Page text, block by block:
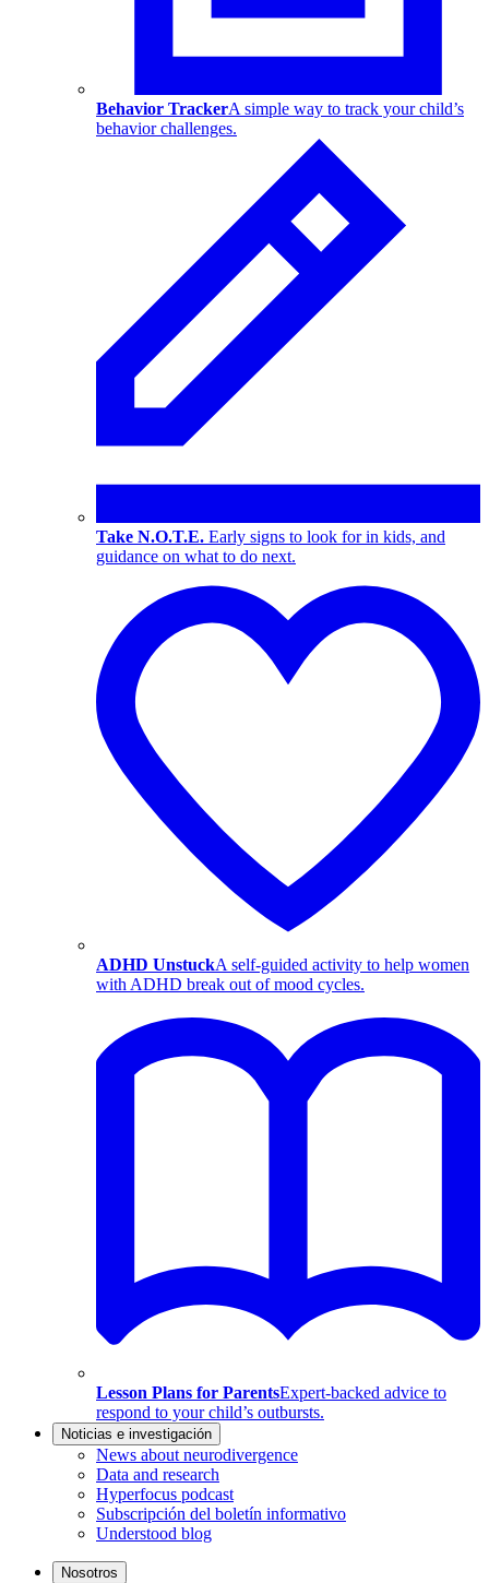
Behavior TrackerA simple way to track your child’s
behavior challenges.
Take N.O.T.E. Early signs to look for in kids, and
guidance on what to do next.
ADHD UnstuckA self-guided activity to help women
with ADHD break out of mood cycles.
Lesson Plans for ParentsExpert-backed advice to
respond to your child’s outbursts.
Noticias e investigación
News about neurodivergence
Data and research
Hyperfocus podcast
Subscripción del boletín informativo
Understood blog
Nosotros